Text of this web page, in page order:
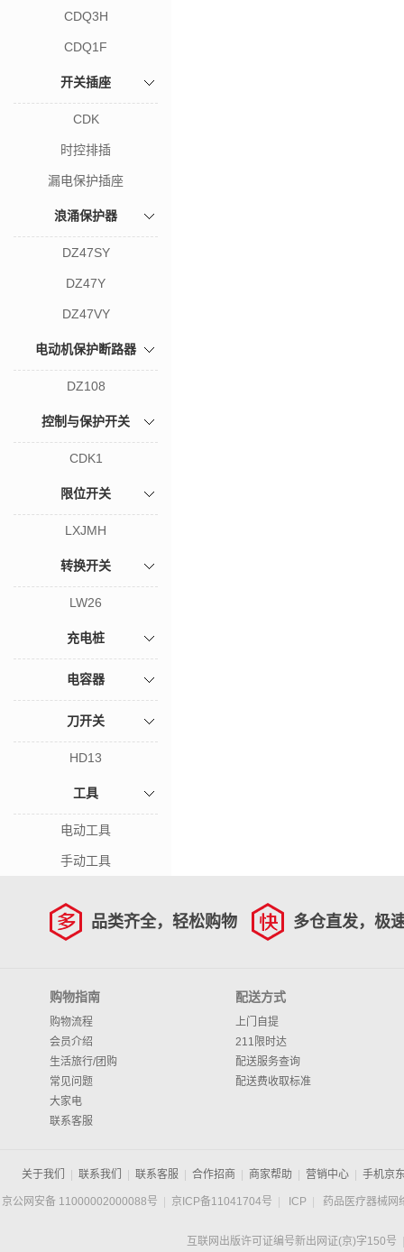
CDQ3H
CDQ1F
开关插座
CDK
时控排插
漏电保护插座
浪涌保护器
DZ47SY
DZ47Y
DZ47VY
电动机保护断路器
DZ108
控制与保护开关
CDK1
限位开关
LXJMH
转换开关
LW26
充电桩
电容器
刀开关
HD13
工具
电动工具
手动工具
品类齐全，轻松购物 多仓直发，极
购物指南
购物流程
会员介绍
生活旅行/团购
常见问题
大家电
联系客服
配送方式
上门自提
211限时达
配送服务查询
配送费收取标准
关于我们 联系我们 联系客服 合作招商 商家帮助 营销中心 手机京
京公网安备 11000002000088号 京ICP备11041704号 ICP 药品医疗器械网
互联网出版许可证编号新出网证(京)字150号